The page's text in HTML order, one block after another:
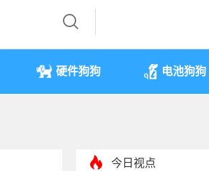
硬件狗狗 电池狗狗
今日视点